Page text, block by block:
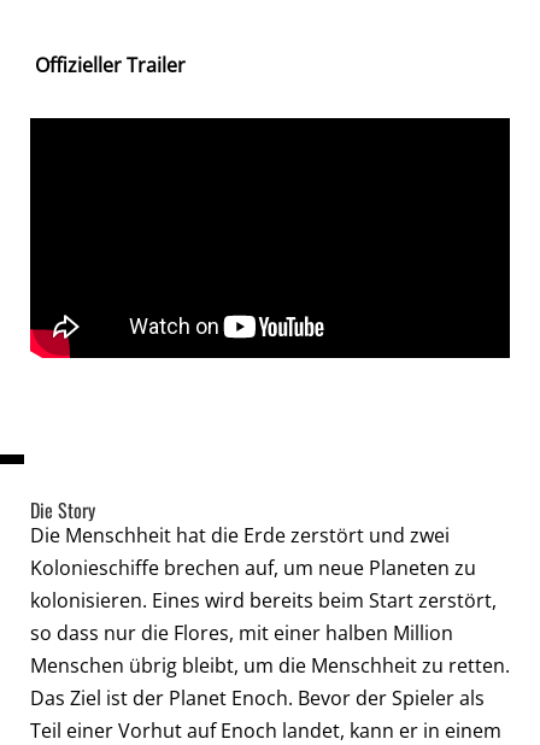
Offizieller Trailer
Die Story
Die Menschheit hat die Erde zerstört und zwei
Kolonieschiffe brechen auf, um neue Planeten zu
kolonisieren. Eines wird bereits beim Start zerstört,
so dass nur die Flores, mit einer halben Million
Menschen übrig bleibt, um die Menschheit zu retten.
Das Ziel ist der Planet Enoch. Bevor der Spieler als
Teil einer Vorhut auf Enoch landet, kann er in einem